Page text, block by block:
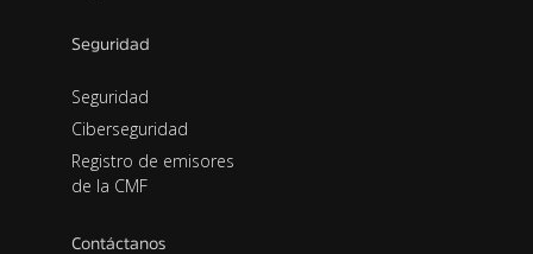
Seguridad
Seguridad
Ciberseguridad
Registro de emisores
de la CMF
Contáctanos